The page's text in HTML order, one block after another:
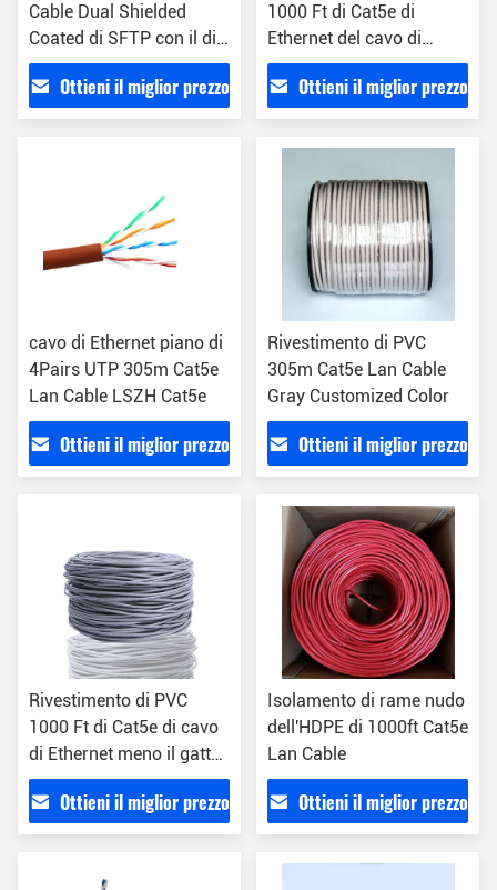
Cable Dual Shielded
Coated di SFTP con il di
alluminio
Ottieni il miglior prezzo
1000 Ft di Cat5e di
Ethernet del cavo di
isolamento dell'HDPE
Ottieni il miglior prezzo
cavo di Ethernet piano di
4Pairs UTP 305m Cat5e
Lan Cable LSZH Cat5e
Ottieni il miglior prezzo
Rivestimento di PVC
305m Cat5e Lan Cable
Gray Customized Color
Ottieni il miglior prezzo
Rivestimento di PVC
1000 Ft di Cat5e di cavo
di Ethernet meno il gatto
5e UTP Kabel di diafonia
Ottieni il miglior prezzo
Isolamento di rame nudo
dell'HDPE di 1000ft Cat5e
Lan Cable
Ottieni il miglior prezzo